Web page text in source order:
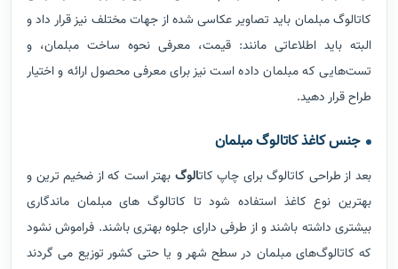
کاتالوگ مبلمان باید تصاویر عکاسی شده از جهات مختلف نیز قرار داد و
البته باید اطلاعاتی مانند: قیمت، معرفی نحوه ساخت مبلمان، و
تست‌هایی که مبلمان داده است نیز برای معرفی محصول ارائه و اختیار
طراح قرار دهید.
جنس کاغذ کاتالوگ مبلمان
بعد از طراحی کاتالوگ برای چاپ کاتالوگ بهتر است که از ضخیم ترین و
بهترین نوع کاغذ استفاده شود تا کاتالوگ های مبلمان ماندگاری
بیشتری داشته باشند و از طرفی دارای جلوه بهتری باشند. فراموش نشود
که کاتالوگ‌های مبلمان در سطح شهر و یا حتی کشور توزیع می گردند